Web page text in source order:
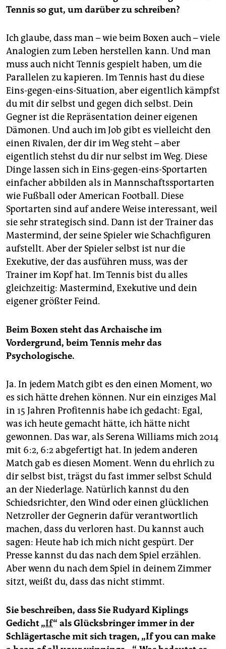
Tennis so gut, um darüber zu schreiben?
Ich glaube, dass man – wie beim Boxen auch – viele
Analogien zum Leben herstellen kann. Und man
muss auch nicht Tennis gespielt haben, um die
Parallelen zu kapieren. Im Tennis hast du diese
Eins-gegen-eins-Situation, aber eigentlich kämpfst
du mit dir selbst und gegen dich selbst. Dein
Gegner ist die Repräsentation deiner eigenen
Dämonen. Und auch im Job gibt es vielleicht den
einen Rivalen, der dir im Weg steht – aber
eigentlich stehst du dir nur selbst im Weg. Diese
Dinge lassen sich in Eins-gegen-eins-Sportarten
einfacher abbilden als in Mannschaftssportarten
wie Fußball oder American Football. Diese
Sportarten sind auf andere Weise interessant, weil
sie sehr strategisch sind. Dann ist der Trainer das
Mastermind, der seine Spieler wie Schachfiguren
aufstellt. Aber der Spieler selbst ist nur die
Exekutive, der das ausführen muss, was der
Trainer im Kopf hat. Im Tennis bist du alles
gleichzeitig: Master­mind, Exekutive und dein
eigener größter Feind.
Beim Boxen steht das Archaische im
Vordergrund, beim Tennis mehr das
Psychologische.
Ja. In jedem Match gibt es den einen Moment, wo
es sich hätte drehen können. Nur ein einziges Mal
in 15 Jahren Profitennis habe ich gedacht: Egal,
was ich heute gemacht hätte, ich hätte nicht
gewonnen. Das war, als Serena Williams mich 2014
mit 6:2, 6:2 abgefertigt hat. In jedem anderen
Match gab es diesen Moment. Wenn du ehrlich zu
dir selbst bist, trägst du fast immer selbst Schuld
an der Niederlage. Natürlich kannst du den
Schiedsrichter, den Wind oder einen glücklichen
Netzroller der Gegnerin dafür verantwortlich
machen, dass du verloren hast. Du kannst auch
sagen: Heute hab ich mich nicht gespürt. Der
Presse kannst du das nach dem Spiel erzählen.
Aber wenn du nach dem Spiel in deinem Zimmer
sitzt, weißt du, dass das nicht stimmt.
Sie beschreiben, dass Sie Rudyard Kiplings
Gedicht „If“ als Glücksbringer immer in der
Schlägertasche mit sich tragen, „If you can make